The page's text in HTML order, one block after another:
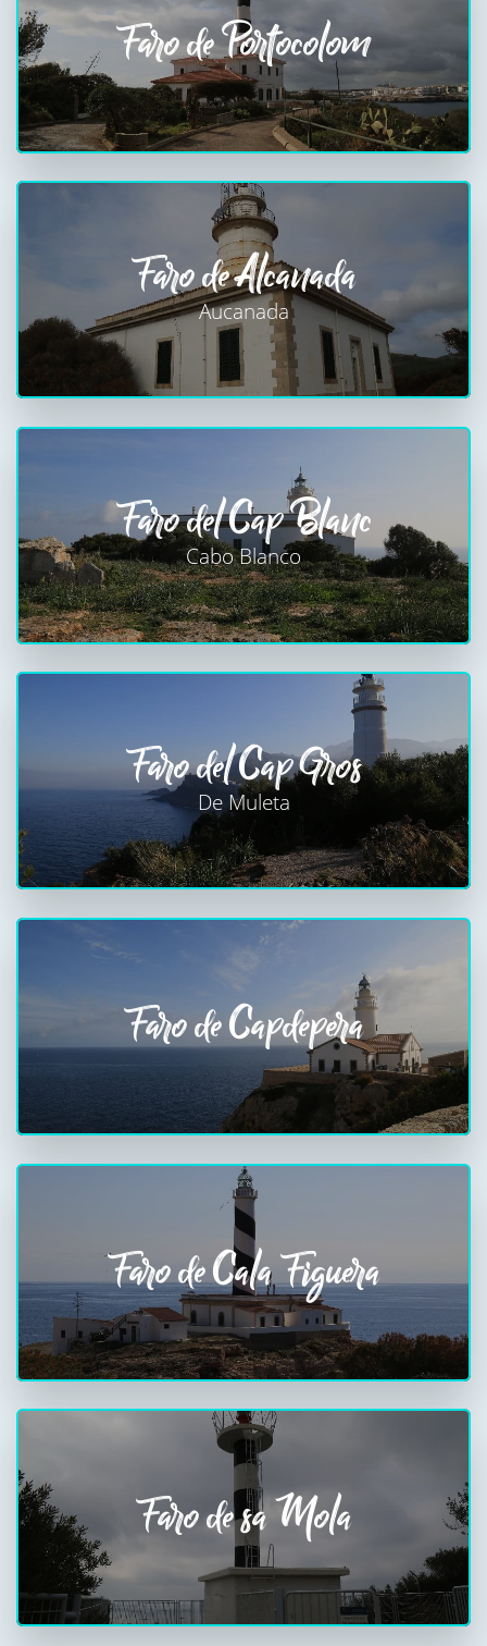
Faro de Portocolom
Faro de Alcanada
Aucanada
Faro del Cap Blanc
Cabo Blanco
Faro del Cap Gros
De Muleta
Faro de Capdepera
Faro de Cala Figuera
Faro de sa Mola